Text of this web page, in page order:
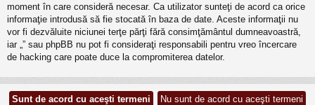
moment în care consideră necesar. Ca utilizator sunteţi de acord ca orice
informaţie introdusă să fie stocată în baza de date. Aceste informaţii nu
vor fi dezvăluite niciunei terţe părţi fără consimţământul dumneavoastră,
iar „” sau phpBB nu pot fi consideraţi responsabili pentru vreo încercare
de hacking care poate duce la compromiterea datelor.